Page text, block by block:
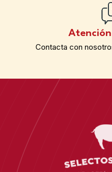
Contacta con